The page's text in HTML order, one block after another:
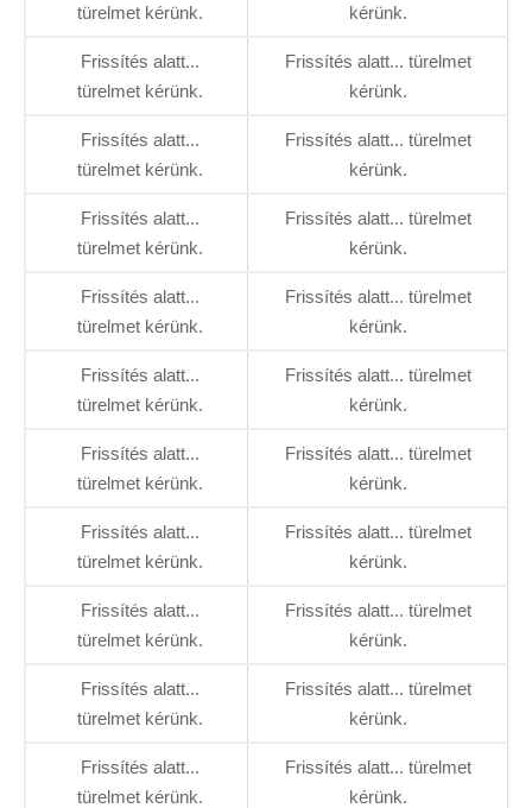
türelmet kérünk.
kérünk.
Frissítés alatt...
türelmet kérünk.
Frissítés alatt... türelmet
kérünk.
Frissítés alatt...
türelmet kérünk.
Frissítés alatt... türelmet
kérünk.
Frissítés alatt...
türelmet kérünk.
Frissítés alatt... türelmet
kérünk.
Frissítés alatt...
türelmet kérünk.
Frissítés alatt... türelmet
kérünk.
Frissítés alatt...
türelmet kérünk.
Frissítés alatt... türelmet
kérünk.
Frissítés alatt...
türelmet kérünk.
Frissítés alatt... türelmet
kérünk.
Frissítés alatt...
türelmet kérünk.
Frissítés alatt... türelmet
kérünk.
Frissítés alatt...
türelmet kérünk.
Frissítés alatt... türelmet
kérünk.
Frissítés alatt...
türelmet kérünk.
Frissítés alatt... türelmet
kérünk.
Frissítés alatt...
türelmet kérünk.
Frissítés alatt... türelmet
kérünk.